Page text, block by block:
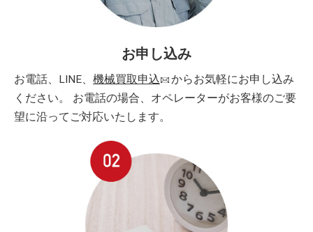
お申し込み
お電話、LINE、 機械買取申込
からお気軽にお申し込み
ください。 お電話の場合、オペレーターがお客様のご要
望に沿ってご対応いたします。